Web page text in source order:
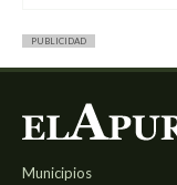
PUBLICIDAD
Municipios